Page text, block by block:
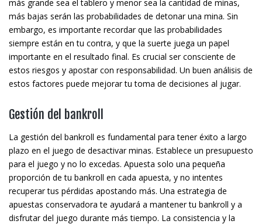
más grande sea el tablero y menor sea la cantidad de minas,
más bajas serán las probabilidades de detonar una mina. Sin
embargo, es importante recordar que las probabilidades
siempre están en tu contra, y que la suerte juega un papel
importante en el resultado final. Es crucial ser consciente de
estos riesgos y apostar con responsabilidad. Un buen análisis de
estos factores puede mejorar tu toma de decisiones al jugar.
Gestión del bankroll
La gestión del bankroll es fundamental para tener éxito a largo
plazo en el juego de desactivar minas. Establece un presupuesto
para el juego y no lo excedas. Apuesta solo una pequeña
proporción de tu bankroll en cada apuesta, y no intentes
recuperar tus pérdidas apostando más. Una estrategia de
apuestas conservadora te ayudará a mantener tu bankroll y a
disfrutar del juego durante más tiempo. La consistencia y la